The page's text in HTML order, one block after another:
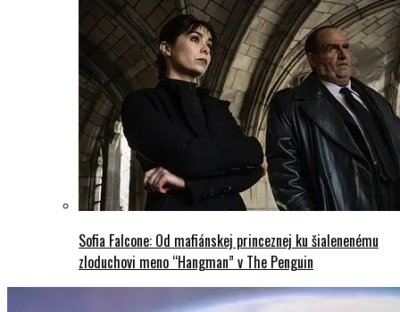
Sofia Falcone: Od mafiánskej princeznej ku šialenenému
zloduchovi meno “Hangman” v The Penguin